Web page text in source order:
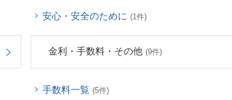
安心・安全のために (1件)
金利・手数料・その他 (9件)
手数料一覧 (5件)